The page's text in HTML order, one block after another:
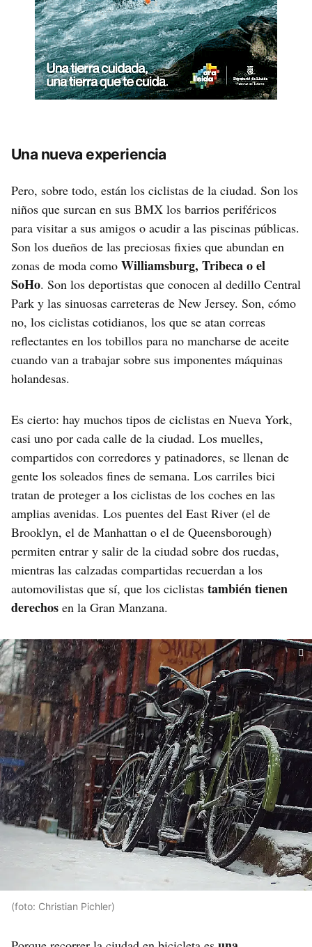
Una nueva experiencia
Pero, sobre todo, están los ciclistas de la ciudad. Son los
niños que surcan en sus BMX los barrios periféricos
para visitar a sus amigos o acudir a las piscinas públicas.
Son los dueños de las preciosas fixies que abundan en
zonas de moda como Williamsburg, Tribeca o el
SoHo. Son los deportistas que conocen al dedillo Central
Park y las sinuosas carreteras de New Jersey. Son, cómo
no, los ciclistas cotidianos, los que se atan correas
reflectantes en los tobillos para no mancharse de aceite
cuando van a trabajar sobre sus imponentes máquinas
holandesas.
Es cierto: hay muchos tipos de ciclistas en Nueva York,
casi uno por cada calle de la ciudad. Los muelles,
compartidos con corredores y patinadores, se llenan de
gente los soleados fines de semana. Los carriles bici
tratan de proteger a los ciclistas de los coches en las
amplias avenidas. Los puentes del East River (el de
Brooklyn, el de Manhattan o el de Queensborough)
permiten entrar y salir de la ciudad sobre dos ruedas,
mientras las calzadas compartidas recuerdan a los
automovilistas que sí, que los ciclistas también tienen
derechos en la Gran Manzana.
(foto: Christian Pichler)